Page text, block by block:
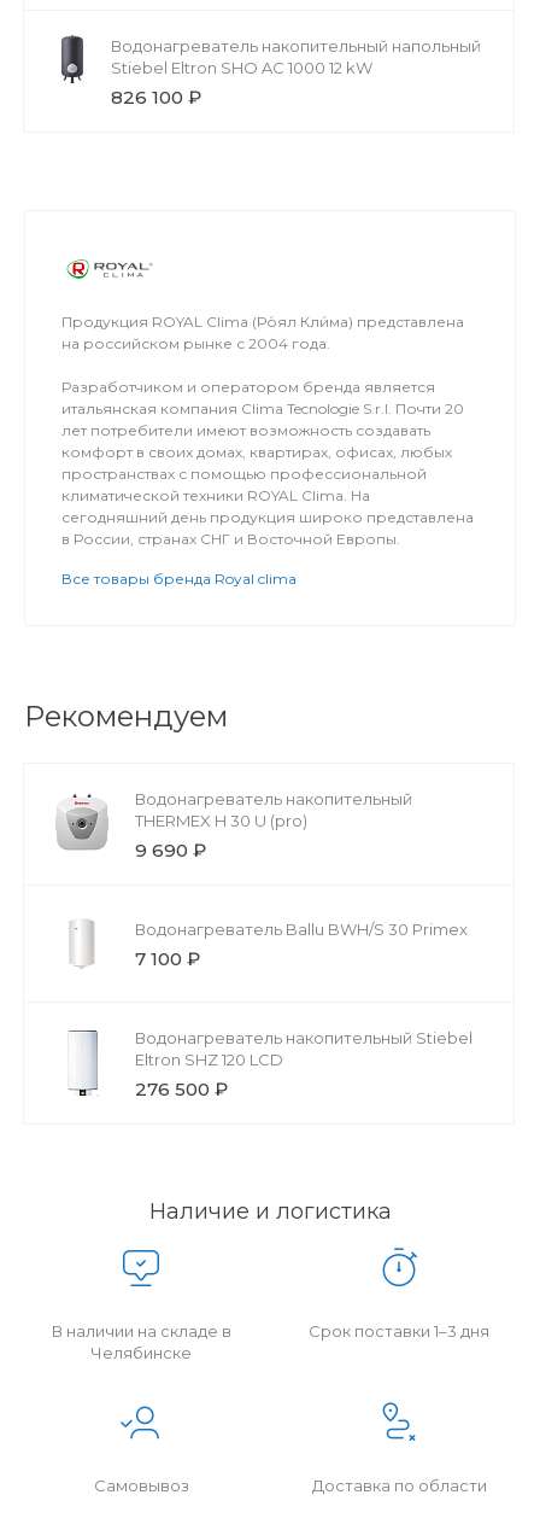
Водонагреватель накопительный напольный
Stiebel Eltron SHO AC 1000 12 kW
826 100 ₽
Продукция ROYAL Clima (Ро́ял Кли́ма) представлена
на российском рынке с 2004 года.
Разработчиком и оператором бренда является
итальянская компания Clima Tecnologie S.r.l. Почти 20
лет потребители имеют возможность создавать
комфорт в своих домах, квартирах, офисах, любых
пространствах с помощью профессиональной
климатической техники ROYAL Clima. На
сегодняшний день продукция широко представлена
в России, странах СНГ и Восточной Европы.
Все товары бренда Royal clima
Рекомендуем
Водонагреватель накопительный
THERMEX H 30 U (pro)
9 690 ₽
Водонагреватель Ballu BWH/S 30 Primex
7 100 ₽
Водонагреватель накопительный Stiebel
Eltron SHZ 120 LCD
276 500 ₽
Наличие и логистика
В наличии на складе в
Челябинске
Срок поставки 1–3 дня
Самовывоз Доставка по области